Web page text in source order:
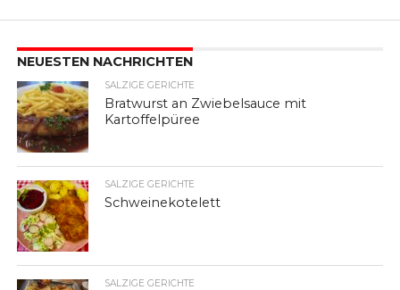
NEUESTEN NACHRICHTEN
SALZIGE GERICHTE
Bratwurst an Zwiebelsauce mit
Kartoffelpüree
SALZIGE GERICHTE
Schweinekotelett
SALZIGE GERICHTE